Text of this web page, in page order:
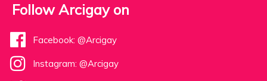
Follow Arcigay on
Facebook: @Arcigay
Instagram: @Arcigay